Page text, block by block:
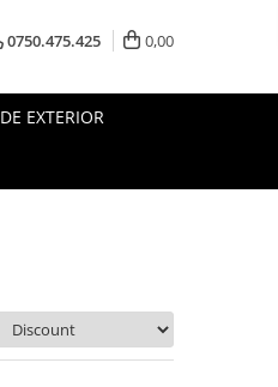
0750.475.425 0,00
DE EXTERIOR